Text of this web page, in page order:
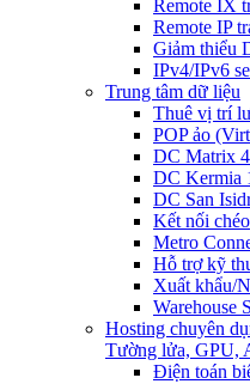
Remote IX
Remote IP
Giảm thiểu
IPv4/IPv6
Trung tâm dữ liệu
Thuê vị trí
POP ảo
DC Matrix
DC Kermia
DC San
Kết nối chéo
Metro
Hỗ trợ kỹ
Xuất khẩu/
Warehouse
Hosting chuyên
Tường lửa, GPU,
Điện toán